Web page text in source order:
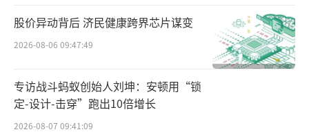
列”桂圆水与薏米水，标志传统品牌加速入
场‌。2024年8月，茶小开推出全新子系列“‌悦小
开‌”，明确以‌养生水‌为核心定位，主打草本配
方与轻养生概念，标志着其正式进军养生水赛
道‌。
股价异动背后 济民健康跨界芯片谋变
2026-08-06 09:47:49
专访战斗蚂蚁创始人刘坤：安顿用“锁
定-设计-击穿”跑出10倍增长
2026-08-07 09:41:09